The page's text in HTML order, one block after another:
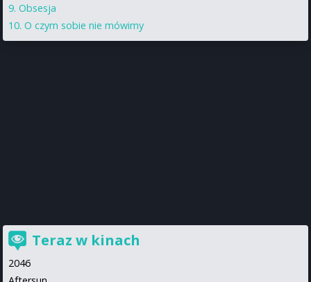
Obsesja
O czym sobie nie mówimy
Teraz w kinach
2046